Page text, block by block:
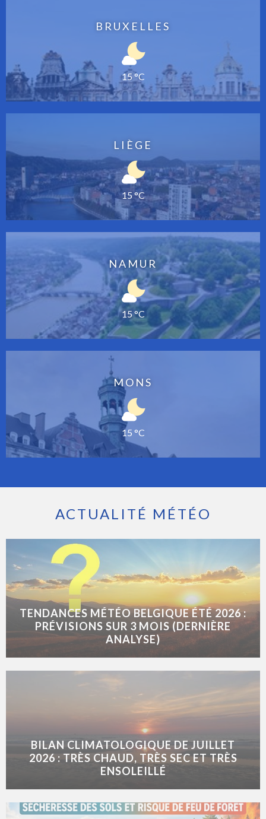
BRUXELLES
15 °C
LIÈGE
15 °C
NAMUR
15 °C
MONS
15 °C
ACTUALITÉ MÉTÉO
TENDANCES MÉTÉO BELGIQUE ÉTÉ 2026 :
PRÉVISIONS SUR 3 MOIS (DERNIÈRE
ANALYSE)
BILAN CLIMATOLOGIQUE DE JUILLET
2026 : TRÈS CHAUD, TRÈS SEC ET TRÈS
ENSOLEILLÉ